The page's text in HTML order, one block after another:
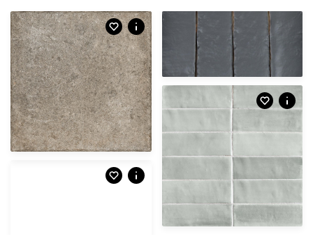
YBF.04.01 | Gascogne | grigio scuro
Afmetingen
4 X 24 CM
mat | wandtegel
EBC.08.22 | Brutalist | coal
Afmetingen
5 X 16 CM